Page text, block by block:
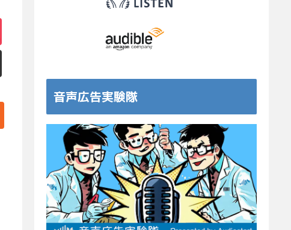
音声広告実験隊